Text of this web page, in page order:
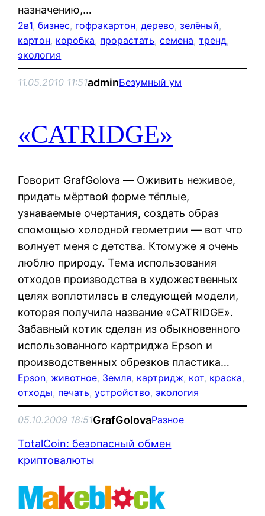
назначению,…
2в1, бизнес, гофракартон, дерево, зелёный
картон, коробка, прорастать, семена, тренд
экология
11.05.2010 11:51adminБезумный ум
«CATRIDGE»
Говорит GrafGolova — Оживить неживое,
придать мёртвой форме тёплые,
узнаваемые очертания, создать образ
спомощью холодной геометрии — вот что
волнует меня с детства. Ктомуже я очень
люблю природу. Тема использования
отходов производства в художественных
целях воплотилась в следующей модели,
которая получила название «CATRIDGE».
Забавный котик сделан из обыкновенного
использованного картриджа Epson и
производственных обрезков пластика…
Epson, животное, Земля, картридж, кот, краска
отходы, печать, устройство, экология
05.10.2009 18:51GrafGolovaРазное
TotalCoin: безопасный обмен
криптовалюты